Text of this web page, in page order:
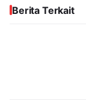
Berita Terkait